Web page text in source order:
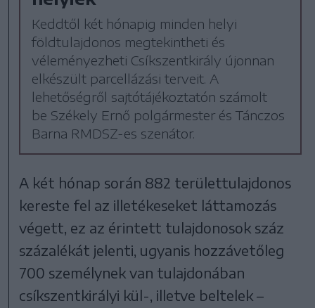
Keddtől két hónapig minden helyi
földtulajdonos megtekintheti és
véleményezheti Csíkszentkirály újonnan
elkészült parcellázási terveit. A
lehetőségről sajtótájékoztatón számolt
be Székely Ernő polgármester és Tánczos
Barna RMDSZ-es szenátor.
A két hónap során 882 területtulajdonos
kereste fel az illetékeseket láttamozás
végett, ez az érintett tulajdonosok száz
százalékát jelenti, ugyanis hozzávetőleg
700 személynek van tulajdonában
csíkszentkirályi kül-, illetve beltelek –